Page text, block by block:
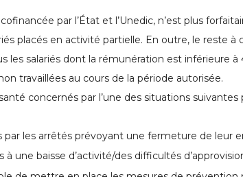
par l’État et l’Unedic, n’est plus
placés en activité partielle. En outre, le reste à
les salariés dont la rémunération est inférieure à
travaillées au cours de la période autorisée.
concernés par l’une des situations
par les arrêtés prévoyant une fermeture de leur
à une baisse d’activité/des difficultés